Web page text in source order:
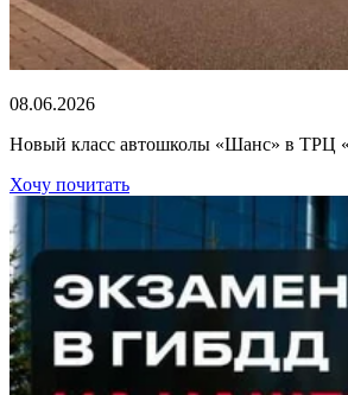
08.06.2026
Новый класс автошколы «Шанс» в ТРЦ
Хочу почитать